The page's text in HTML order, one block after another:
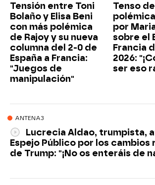
Tensión entre Toni
Bolaño y Elisa Beni
con más polémica
de Rajoy y su nueva
columna del 2-0 de
España a Francia:
"Juegos de
manipulación"
Tenso
por
sobre el
Francia
2026:
ser eso
ANTENA3
Lucrecia Aldao, trumpista,
Espejo Público por los cambios
de Trump: "¡No os enteráis de